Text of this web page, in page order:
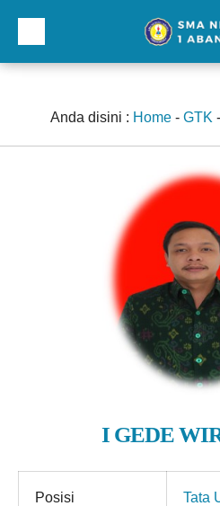
Profil
Kurikulum dan Kesiswaan
Sarana Prasarana
Anda disini : Home- GTK -
I GEDE
Posisi Tata